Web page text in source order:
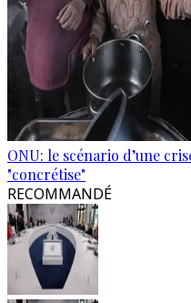
ONU: le scénario d’une
"concrétise"
RECOMMANDÉ